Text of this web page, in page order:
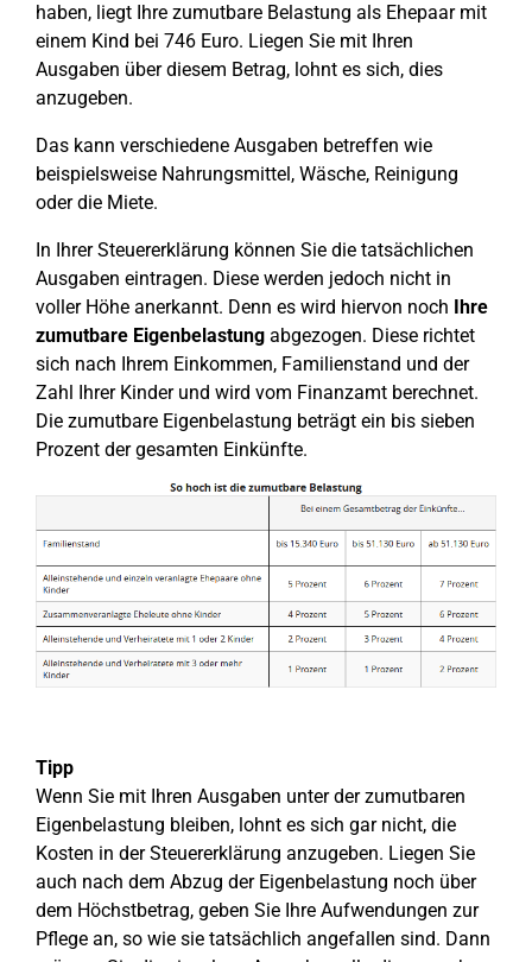
haben, liegt Ihre zumutbare Belastung als Ehepaar mit
einem Kind bei 746 Euro. Liegen Sie mit Ihren
Ausgaben über diesem Betrag, lohnt es sich, dies
anzugeben.
Das kann verschiedene Ausgaben betreffen wie
beispielsweise Nahrungsmittel, Wäsche, Reinigung
oder die Miete.
In Ihrer Steuererklärung können Sie die tatsächlichen
Ausgaben eintragen. Diese werden jedoch nicht in
voller Höhe anerkannt. Denn es wird hiervon noch Ihre
zumutbare Eigenbelastung abgezogen. Diese richtet
sich nach Ihrem Einkommen, Familienstand und der
Zahl Ihrer Kinder und wird vom Finanzamt berechnet.
Die zumutbare Eigenbelastung beträgt ein bis sieben
Prozent der gesamten Einkünfte.
Tipp
Wenn Sie mit Ihren Ausgaben unter der zumutbaren
Eigenbelastung bleiben, lohnt es sich gar nicht, die
Kosten in der Steuererklärung anzugeben. Liegen Sie
auch nach dem Abzug der Eigenbelastung noch über
dem Höchstbetrag, geben Sie Ihre Aufwendungen zur
Pflege an, so wie sie tatsächlich angefallen sind. Dann